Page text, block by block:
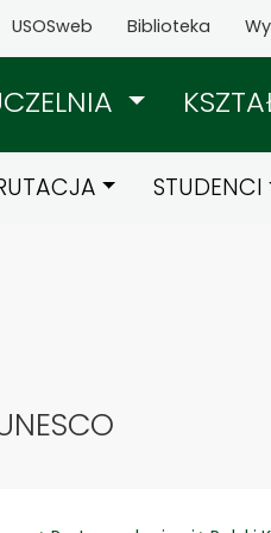
USOSweb Biblioteka
STUDENCI